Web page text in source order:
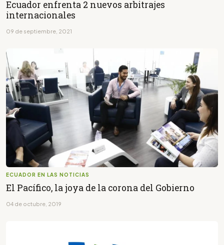
Ecuador enfrenta 2 nuevos arbitrajes
internacionales
09 de septiembre, 2021
ECUADOR EN LAS NOTICIAS
El Pacífico, la joya de la corona del Gobierno
04 de octubre, 2019